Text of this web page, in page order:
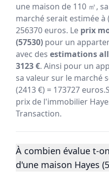
une maison de 110 ㎡,
marché serait estimée à
256370 euros. Le prix
(57530) pour un
avec des estimations
3123 €. Ainsi pour un
sa valeur sur le marché
(2413 €) = 173727
prix de l'immobilier
Transaction.
À combien évalue t-
d'une maison Hayes